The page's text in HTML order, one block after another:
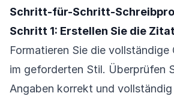
Schritt-für-Schritt-
Schritt 1: Erstellen Sie die
Formatieren Sie die vollständige
im geforderten Stil. Überprüfen
Angaben korrekt und vollständig